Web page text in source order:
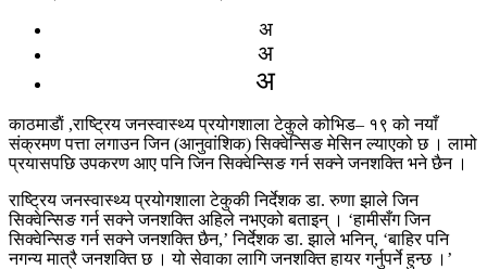
अ
अ
अ
काठमाडाैं ,राष्ट्रिय जनस्वास्थ्य प्रयोगशाला टेकुले कोभिड– १९ को नयाँ
संक्रमण पत्ता लगाउन जिन (आनुवांशिक) सिक्वेन्सिङ मेसिन ल्याएको छ । लामो
प्रयासपछि उपकरण आए पनि जिन सिक्वेन्सिङ गर्न सक्ने जनशक्ति भने छैन ।
राष्ट्रिय जनस्वास्थ्य प्रयोगशाला टेकुकी निर्देशक डा. रुणा झाले जिन
सिक्वेन्सिङ गर्न सक्ने जनशक्ति अहिले नभएको बताइन् । ‘हामीसँग जिन
सिक्वेन्सिङ गर्न सक्ने जनशक्ति छैन,’ निर्देशक डा. झाले भनिन्, ‘बाहिर पनि
नगन्य मात्रै जनशक्ति छ । यो सेवाका लागि जनशक्ति हायर गर्नुपर्ने हुन्छ ।’